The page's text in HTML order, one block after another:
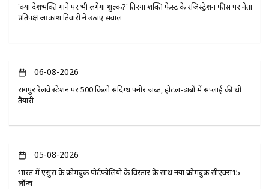
'क्या देशभक्ति गाने पर भी लगेगा शुल्क?' तिरंगा शक्ति फेस्ट के रजिस्ट्रेशन फीस पर नेता
प्रतिपक्ष आकाश तिवारी ने उठाए सवाल
06-08-2026
रायपुर रेलवे स्टेशन पर 500 किलो संदिग्ध पनीर जब्त, होटल-ढाबों में सप्लाई की थी
तैयारी
05-08-2026
भारत में एसुस के क्रोमबुक पोर्टफोलियो के विस्तार के साथ नया क्रोमबुक सीएक्स15
लॉन्च